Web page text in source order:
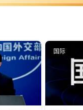
国际